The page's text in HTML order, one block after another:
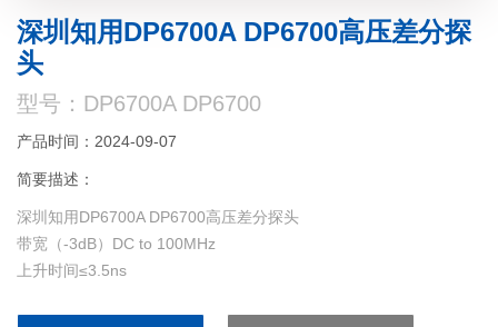
深圳知用DP6700A DP6700高压差分探
头
型号：DP6700A DP6700
产品时间：2024-09-07
简要描述：
深圳知用DP6700A DP6700高压差分探头
带宽（-3dB）DC to 100MHz
上升时间≤3.5ns